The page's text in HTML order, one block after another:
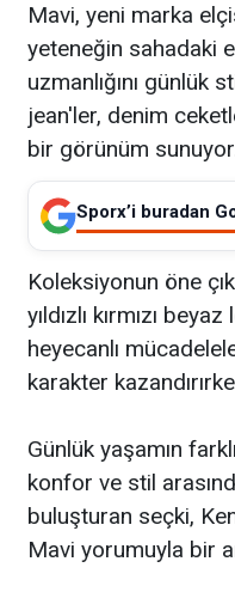
Mavi, yeni marka
yeteneğin sahadaki
uzmanlığını günlük
jean'ler, denim
bir görünüm
Sporx’i buradan
Koleksiyonun öne
yıldızlı kırmızı
heyecanlı
karakter
Günlük yaşamın
konfor ve stil
buluşturan seçki,
Mavi yorumuyla bir